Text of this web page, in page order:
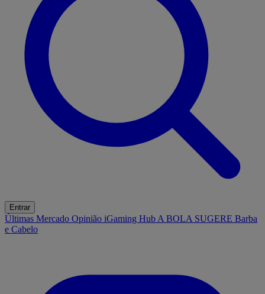
Entrar
Últimas Mercado Opinião iGaming Hub A BOLA SUGERE Barba
e Cabelo